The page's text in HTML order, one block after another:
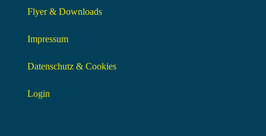
Flyer & Downloads
Impressum
Datenschutz & Cookies
Login